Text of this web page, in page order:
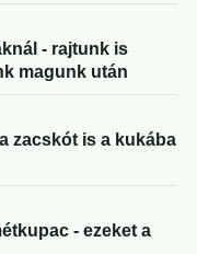
- rajtunk is
magunk után
zacskót is a kukába
- ezeket a